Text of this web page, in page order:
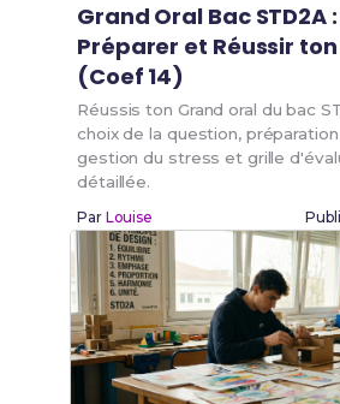
Grand Oral Bac STD2A
Préparer et Réussir
(Coef 14)
Réussis ton Grand oral du bac
choix de la question,
gestion du stress et grille
détaillée.
Par Louise